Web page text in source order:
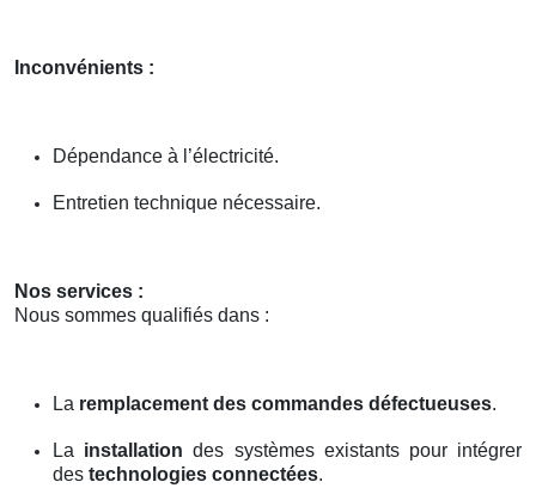
Inconvénients :
Dépendance à l’électricité.
Entretien technique nécessaire.
Nos services :
Nous sommes qualifiés dans :
La remplacement des commandes défectueuses.
La installation des systèmes existants pour intégrer
des technologies connectées.